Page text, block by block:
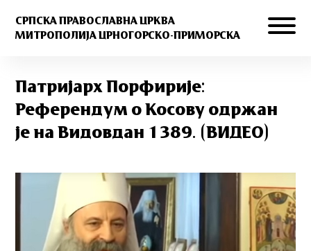
СРПСКА ПРАВОСЛАВНА ЦРКВА
МИТРОПОЛИЈА ЦРНОГОРСКО-ПРИМОРСКА
Патријарх Порфирије:
Референдум о Косову одржан
је на Видовдан 1389. (ВИДЕО)